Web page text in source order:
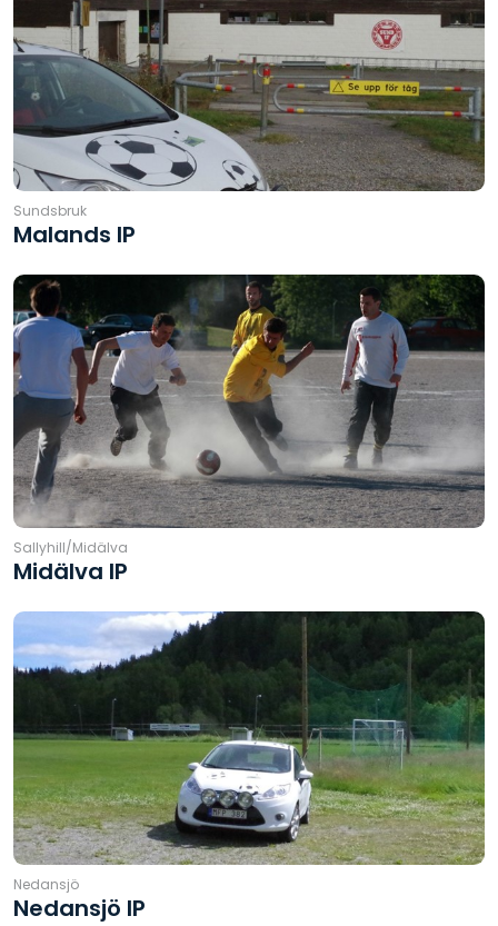
Sundsbruk
Malands IP
Sallyhill/Midälva
Midälva IP
Nedansjö
Nedansjö IP